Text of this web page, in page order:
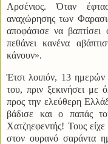
Αρσένιος. Όταν
αναχώρησης των
αποφάσισε να
πεθάνει κανένα
κάνουν».
Έτσι λοιπόν, 13 ημερών
του, πριν ξεκινήσει με
προς την ελεύθερη
βάδισε και ο παπάς
Χατζηεφεντής! Τους
στον ουρανό σαράντα